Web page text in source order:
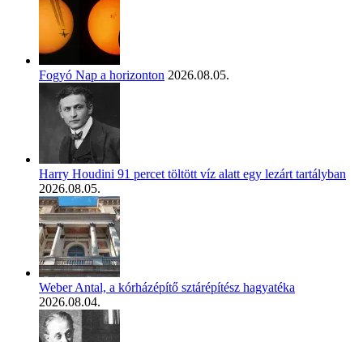
Fogyó Nap a horizonton 2026.08.05.
Harry Houdini 91 percet töltött víz alatt egy lezárt tartályban
2026.08.05.
Weber Antal, a kórházépítő sztárépítész hagyatéka
2026.08.04.